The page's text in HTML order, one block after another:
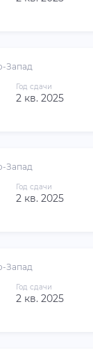
Запад
Год сдачи
2 кв. 2025
Запад
Год сдачи
2 кв. 2025
Запад
Год сдачи
2 кв. 2025